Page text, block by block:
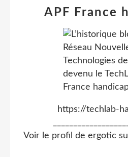
APF France
https://techlab-
Voir le profil de ergotic